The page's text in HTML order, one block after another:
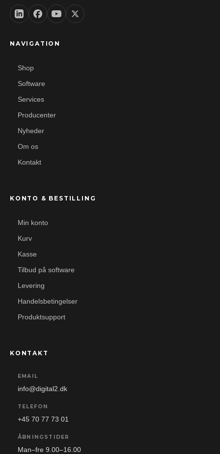
NAVIGATION
Shop
Software
Services
Producenter
Nyheder
Om os
Kontakt
KONTO & BESTILLING
Min konto
Kurv
Kasse
Tilbud på software
Levering
Handelsbetingelser
Produktsupport
KONTAKT
EMAIL
info@digital2.dk
TELEFON
+45 70 77 73 01
ÅBNINGSTIDER
Man–fre 9.00–16.00